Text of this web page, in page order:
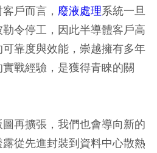
戶而言， 廢液處理系統一旦
令停工，因此半導體客戶高
靠度與效能，崇越擁有多年
戰經驗，是獲得青睞的關
圖再擴張，我們也會導向新的
從先進封裝到資料中心散熱